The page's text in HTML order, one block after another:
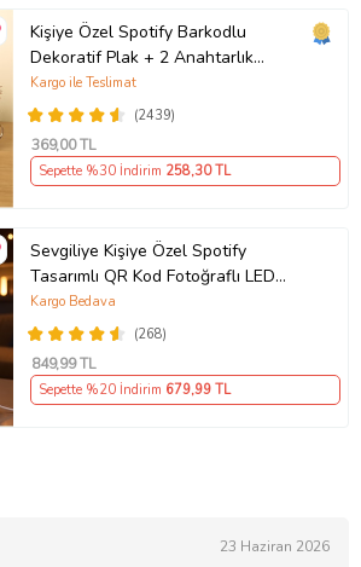
Kişiye Özel Spotify Barkodlu
Dekoratif Plak + 2 Anahtarlık
Babaya Anneye Sevgiliye Arkadaşa
Hediye
(2439)
Kargo ile Teslimat
369,00 TL
Sepette %30 İndirim 258,30 TL
Sevgiliye Kişiye Özel Spotify
Tasarımlı QR Kod Fotoğraflı LED
Gece Lambası Ahşap Kaideli Hediye
(268)
Kargo Bedava
849,99 TL
Sepette %20 İndirim 679,99 TL
23 Haziran 2026